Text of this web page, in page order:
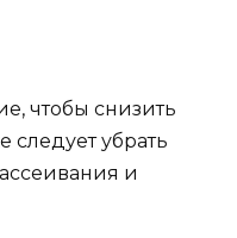
чтобы снизить
убрать
и